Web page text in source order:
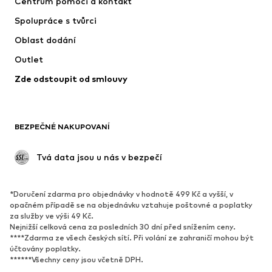
Bundy
Spodní prádlo
Kabáty
Plavky
Upcyklace
Nové
Oblíbené
Tenisky
Lodičky & boty na podpatku
Kozačky
Sandály
Spolupráce s tvůrci
Oblast dodání
Outlet
Zde odstoupit od smlouvy
BEZPEČNÉ NAKUPOVANÍ
Tvá data jsou u nás v bezpečí
*Doručení zdarma pro objednávky v hodnotě 499 Kč a vyšší, v
opačném případě se na objednávku vztahuje poštovné a poplatky
za služby ve výši 49 Kč.
Nejnižší celková cena za posledních 30 dní před snížením ceny.
****Zdarma ze všech českých sítí. Při volání ze zahraničí mohou být
účtovány poplatky.
******Všechny ceny jsou včetně DPH.